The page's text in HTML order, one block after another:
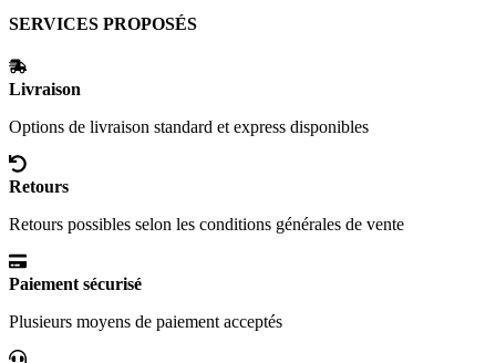
SERVICES PROPOSÉS
Livraison
Options de livraison standard et express disponibles
Retours
Retours possibles selon les conditions générales de vente
Paiement sécurisé
Plusieurs moyens de paiement acceptés